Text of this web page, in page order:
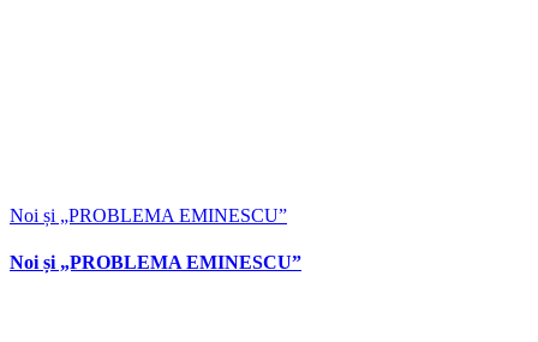
Noi și „PROBLEMA EMINESCU”
Noi și „PROBLEMA EMINESCU”